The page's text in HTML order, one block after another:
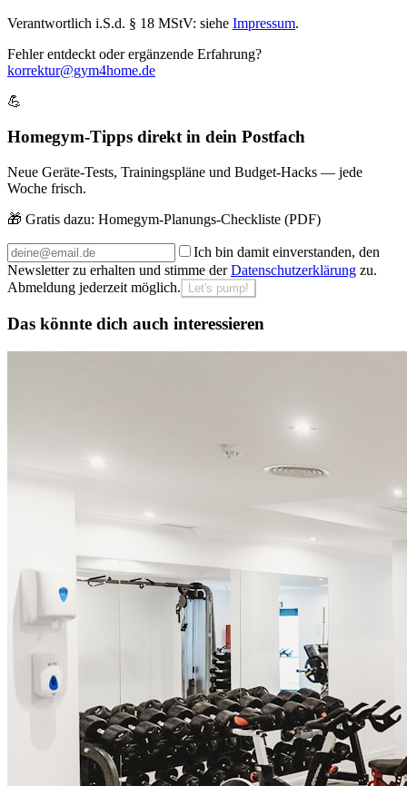
Verantwortlich i.S.d. § 18 MStV: siehe Impressum.
Fehler entdeckt oder ergänzende Erfahrung?
korrektur@gym4home.de
💪
Homegym-Tipps direkt in dein Postfach
Neue Geräte-Tests, Trainingspläne und Budget-Hacks — jede
Woche frisch.
🎁 Gratis dazu: Homegym-Planungs-Checkliste (PDF)
Ich bin damit einverstanden, den
Newsletter zu erhalten und stimme der Datenschutzerklärung zu.
Abmeldung jederzeit möglich.
Let's pump!
Das könnte dich auch interessieren